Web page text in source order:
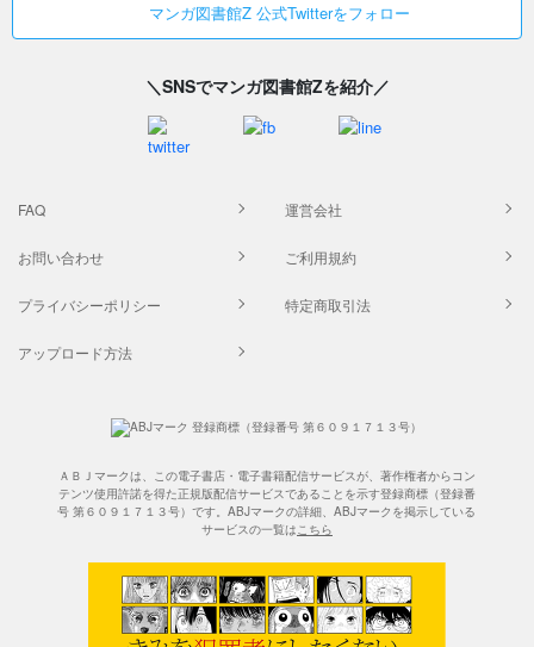
マンガ図書館Z 公式Twitterをフォロー
＼SNSでマンガ図書館Zを紹介／
FAQ 運営会社
お問い合わせ ご利用規約
プライバシーポリシー 特定商取引法
アップロード方法
ＡＢＪマークは、この電子書店・電子書籍配信サービスが、著作権者からコン
テンツ使用許諾を得た正規版配信サービスであることを示す登録商標（登録番
号 第６０９１７１３号）です。ABJマークの詳細、ABJマークを掲示している
サービスの一覧はこちら